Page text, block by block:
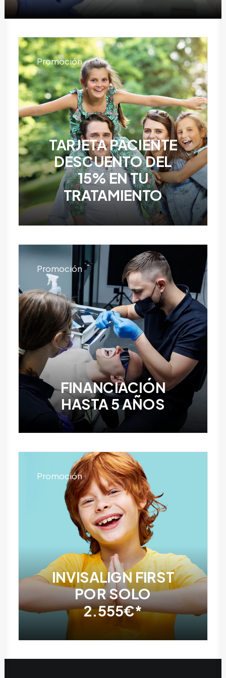
Promoción
TARJETA PACIENTE
DESCUENTO DEL
15% EN TU
TRATAMIENTO
Promoción
FINANCIACIÓN
HASTA 5 AÑOS
Promoción
INVISALIGN FIRST
POR SOLO
2.555€*